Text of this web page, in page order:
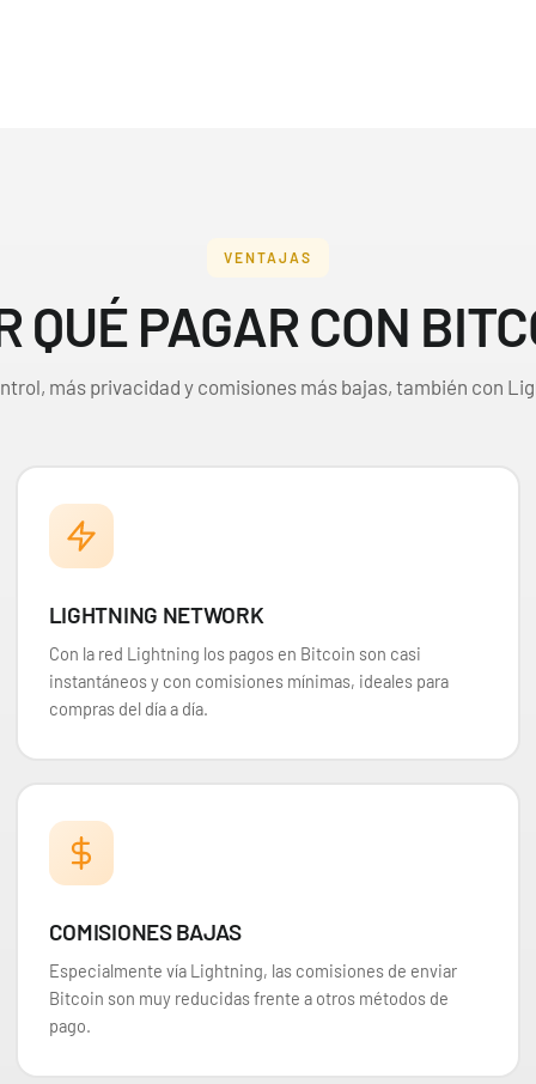
Riley McKay "KSI's Gardevoir" Mazo World Championship 2025 Deck
29,90 €
VENTAJAS
QUÉ PAGAR CON
más privacidad y comisiones más bajas, también con
LIGHTNING NETWORK
Con la red Lightning los pagos en Bitcoin son casi
instantáneos y con comisiones mínimas, ideales para
compras del día a día.
COMISIONES BAJAS
Especialmente vía Lightning, las comisiones de enviar
Bitcoin son muy reducidas frente a otros métodos de
pago.